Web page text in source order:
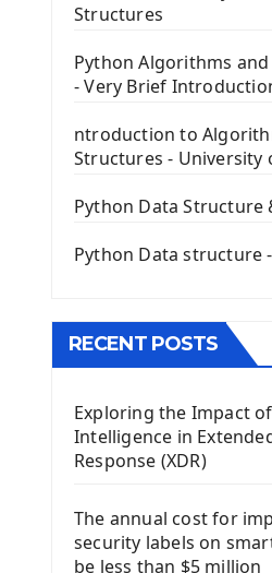
The Frame Tkinter
PyQt5 GUI
First PyQt5 App
The QPush Button
QLineEdit Input Text In
QGridLayout Manager
Image with PyQt -
The QTableWidget PyQt5
Install Kivy Framework
Using Kivy Label
Introduction To Django
Install Django
Structures
Python Algorithms
- Very Brief
ntroduction to
Structures - University
Python Data Structure
Python Data structure
RECENT POSTS
Exploring the Impact
Intelligence in
Response (XDR)
The annual cost for
security labels on
be less than $5 million